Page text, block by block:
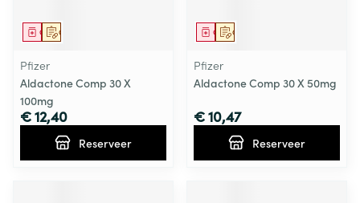
Op voorschrift
Geneesmiddel
Pfizer
Aldactone Comp 30 X
100mg
€ 12,40
Reserveer
Op voorschrift
Geneesmiddel
Pfizer
Aldactone Comp 30 X 50mg
€ 10,47
Reserveer